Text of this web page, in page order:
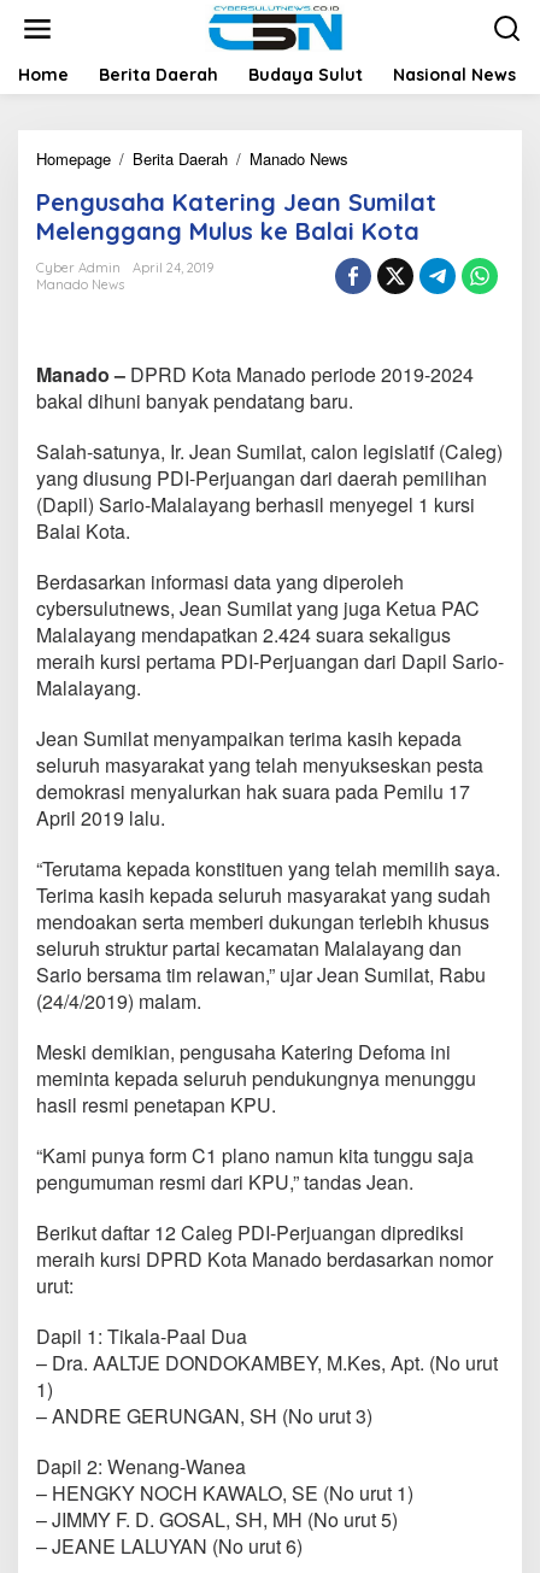
t
Home Berita Daerah Budaya Sulut Nasional News
Homepage / Berita Daerah / Manado News
n
g
u
s
a
a
i
n
g
n
S
u
m
t
M
e
g
g
a
n
g
M
u
s
k
a
l
K
o
Pengusaha Katering Jean Sumilat
Melenggang Mulus ke Balai Kota
Cyber Admin
April 24, 2019
Manado News
Manado – DPRD Kota Manado periode 2019-2024
bakal dihuni banyak pendatang baru.
Salah-satunya, Ir. Jean Sumilat, calon legislatif (Caleg)
yang diusung PDI-Perjuangan dari daerah pemilihan
(Dapil) Sario-Malalayang berhasil menyegel 1 kursi
Balai Kota.
Berdasarkan informasi data yang diperoleh
cybersulutnews, Jean Sumilat yang juga Ketua PAC
Malalayang mendapatkan 2.424 suara sekaligus
meraih kursi pertama PDI-Perjuangan dari Dapil Sario-
Malalayang.
Jean Sumilat menyampaikan terima kasih kepada
seluruh masyarakat yang telah menyukseskan pesta
demokrasi menyalurkan hak suara pada Pemilu 17
April 2019 lalu.
“Terutama kepada konstituen yang telah memilih saya.
Terima kasih kepada seluruh masyarakat yang sudah
mendoakan serta memberi dukungan terlebih khusus
seluruh struktur partai kecamatan Malalayang dan
Sario bersama tim relawan,” ujar Jean Sumilat, Rabu
(24/4/2019) malam.
Meski demikian, pengusaha Katering Defoma ini
meminta kepada seluruh pendukungnya menunggu
hasil resmi penetapan KPU.
“Kami punya form C1 plano namun kita tunggu saja
pengumuman resmi dari KPU,” tandas Jean.
Berikut daftar 12 Caleg PDI-Perjuangan diprediksi
meraih kursi DPRD Kota Manado berdasarkan nomor
urut:
Dapil 1: Tikala-Paal Dua
– Dra. AALTJE DONDOKAMBEY, M.Kes, Apt. (No urut
1)
– ANDRE GERUNGAN, SH (No urut 3)
Dapil 2: Wenang-Wanea
– HENGKY NOCH KAWALO, SE (No urut 1)
– JIMMY F. D. GOSAL, SH, MH (No urut 5)
– JEANE LALUYAN (No urut 6)